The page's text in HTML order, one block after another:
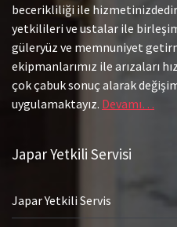
becerikliliği ile
yetkilileri ve ustalar ile
güleryüz ve memnuniyet
ekipmanlarımız ile arızaları
çok çabuk sonuç alarak
uygulamaktayız. Devamı…
Japar Yetkili Servisi
Japar Yetkili Servis